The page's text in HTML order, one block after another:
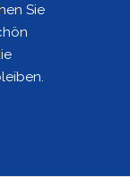
Sie